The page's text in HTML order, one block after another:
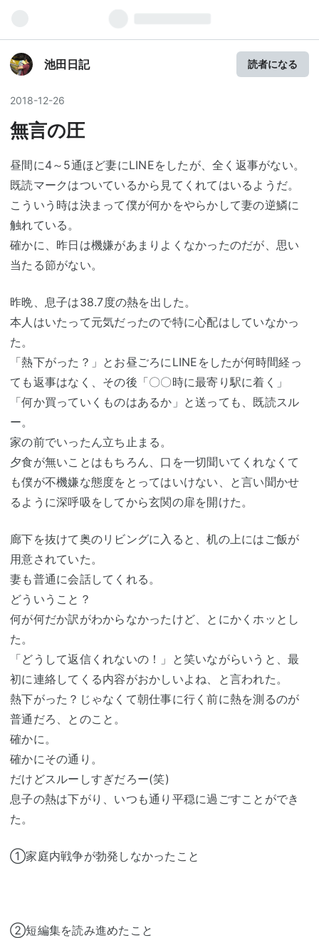
池田日記 読者になる
2018-12-26
無言の圧
昼間に4～5通ほど妻にLINEをしたが、全く返事がない。
既読マークはついているから見てくれてはいるようだ。
こういう時は決まって僕が何かをやらかして妻の逆鱗に
触れている。
確かに、昨日は機嫌があまりよくなかったのだが、思い
当たる節がない。
昨晩、息子は38.7度の熱を出した。
本人はいたって元気だったので特に心配はしていなかっ
た。
「熱下がった？」とお昼ごろにLINEをしたが何時間経っ
ても返事はなく、その後「〇〇時に最寄り駅に着く」
「何か買っていくものはあるか」と送っても、既読スル
ー。
家の前でいったん立ち止まる。
夕食が無いことはもちろん、口を一切聞いてくれなくて
も僕が不機嫌な態度をとってはいけない、と言い聞かせ
るように深呼吸をしてから玄関の扉を開けた。
廊下を抜けて奥のリビングに入ると、机の上にはご飯が
用意されていた。
妻も普通に会話してくれる。
どういうこと？
何が何だか訳がわからなかったけど、とにかくホッとし
た。
「どうして返信くれないの！」と笑いながらいうと、最
初に連絡してくる内容がおかしいよね、と言われた。
熱下がった？じゃなくて朝仕事に行く前に熱を測るのが
普通だろ、とのこと。
確かに。
確かにその通り。
だけどスルーしすぎだろー(笑)
息子の熱は下がり、いつも通り平穏に過ごすことができ
た。
①家庭内戦争が勃発しなかったこと
②短編集を読み進めたこと